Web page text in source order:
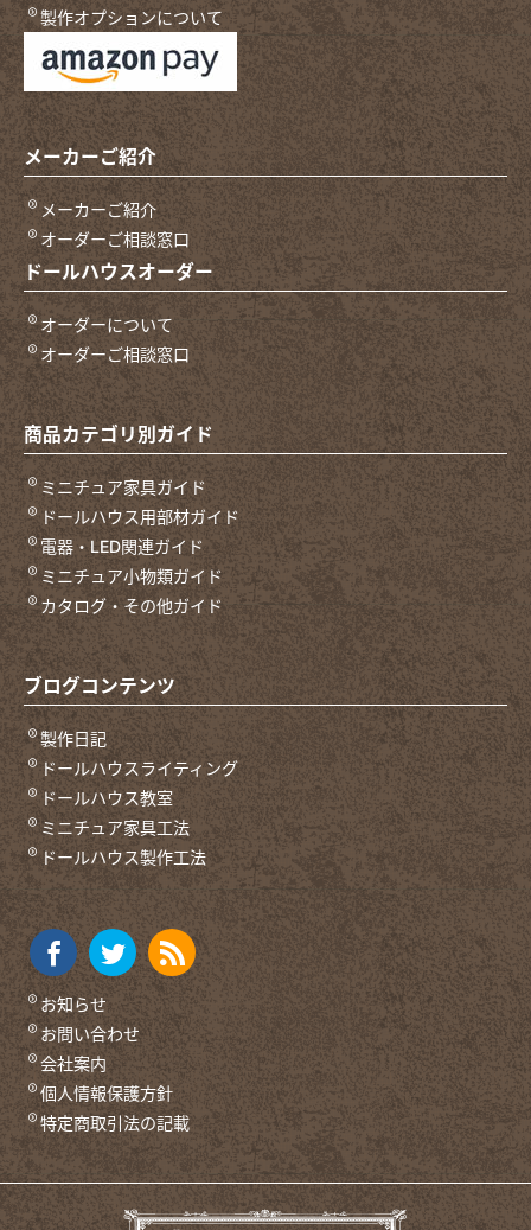
製作オプションについて
メーカーご紹介
メーカーご紹介
オーダーご相談窓口
ドールハウスオーダー
オーダーについて
オーダーご相談窓口
商品カテゴリ別ガイド
ミニチュア家具ガイド
ドールハウス用部材ガイド
電器・LED関連ガイド
ミニチュア小物類ガイド
カタログ・その他ガイド
ブログコンテンツ
製作日記
ドールハウスライティング
ドールハウス教室
ミニチュア家具工法
ドールハウス製作工法
お知らせ
お問い合わせ
会社案内
個人情報保護方針
特定商取引法の記載